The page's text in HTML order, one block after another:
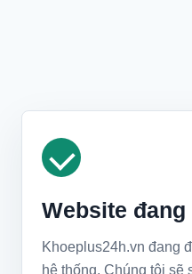
Website
Khoeplus24h.vn đang
hệ thống. Chúng tôi sẽ